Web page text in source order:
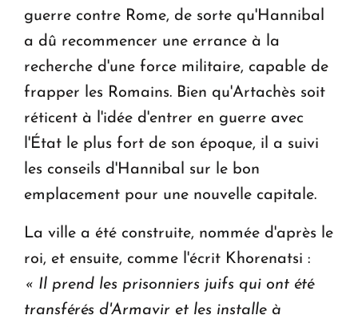
guerre contre Rome, de sorte qu'Hannibal
a dû recommencer une errance à la
recherche d'une force militaire, capable de
frapper les Romains. Bien qu'Artachès soit
réticent à l'idée d'entrer en guerre avec
l'État le plus fort de son époque, il a suivi
les conseils d'Hannibal sur le bon
emplacement pour une nouvelle capitale.
La ville a été construite, nommée d'après le
roi, et ensuite, comme l'écrit Khorenatsi :
« Il prend les prisonniers juifs qui ont été
transférés d'Armavir et les installe à